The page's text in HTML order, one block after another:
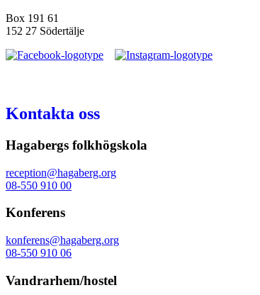
Box 191 61
152 27 Södertälje
Kontakta oss
Hagabergs folkhögskola
reception@hagaberg.org
08-550 910 00
Konferens
konferens@hagaberg.org
08-550 910 06
Vandrarhem/hostel